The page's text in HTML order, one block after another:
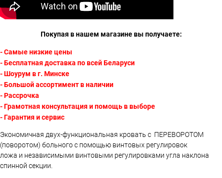
Покупая в нашем магазине вы получаете:
- Самые низкие цены
- Бесплатная доставка по всей Беларуси
- Шоурум в г. Минске
- Большой ассортимент в наличии
- Рассрочка
- Грамотная консультация и помощь в выборе
- Гарантия и сервис
Экономичная двух-функциональная кровать с ПЕРЕВОРОТОМ
(поворотом) больного с помощью винтовых регулировок
ложа и независимыми винтовыми регулировками угла наклона
спинной секции.